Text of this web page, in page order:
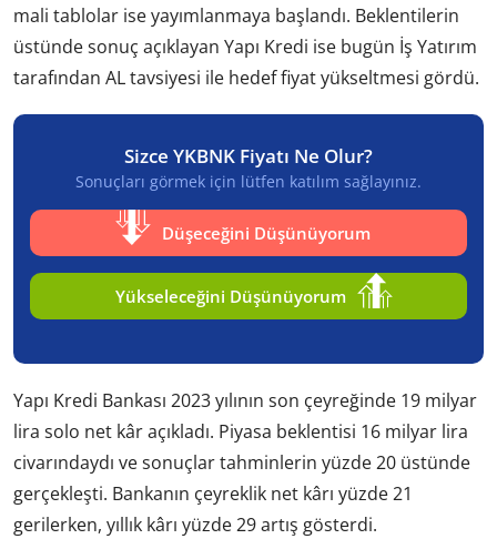
mali tablolar ise yayımlanmaya başlandı. Beklentilerin
üstünde sonuç açıklayan Yapı Kredi ise bugün İş Yatırım
tarafından AL tavsiyesi ile hedef fiyat yükseltmesi gördü.
Sizce YKBNK Fiyatı Ne Olur?
Sonuçları görmek için lütfen katılım sağlayınız.
Düşeceğini Düşünüyorum
Yükseleceğini Düşünüyorum
Yapı Kredi Bankası 2023 yılının son çeyreğinde 19 milyar
lira solo net kâr açıkladı. Piyasa beklentisi 16 milyar lira
civarındaydı ve sonuçlar tahminlerin yüzde 20 üstünde
gerçekleşti. Bankanın çeyreklik net kârı yüzde 21
gerilerken, yıllık kârı yüzde 29 artış gösterdi.